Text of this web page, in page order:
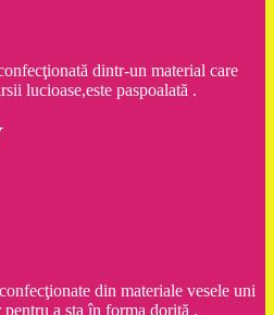
dintr-un material care
lucioase,este paspoalată .
din materiale vesele uni
a sta în forma dorită .